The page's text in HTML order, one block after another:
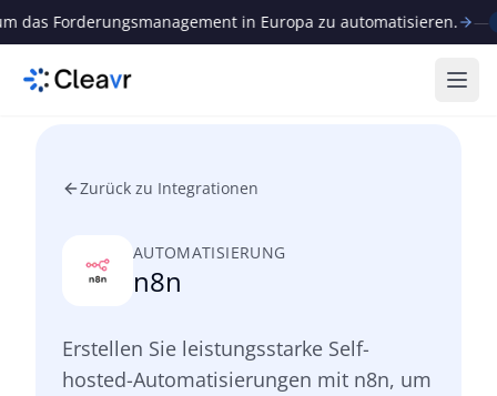
Forderungsmanagement in Europa zu automatisieren. — Neu
Zurück zu Integrationen
AUTOMATISIERUNG
n8n
Erstellen Sie leistungsstarke Self-
hosted-Automatisierungen mit n8n, um